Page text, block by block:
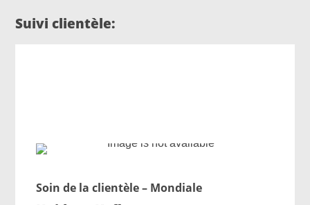
Suivi clientèle:
Soin de la clientèle – Mondiale